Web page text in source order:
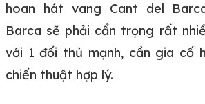
hoan hát vang Cant del
Barca sẽ phải cẩn trọng rất
với 1 đối thủ mạnh, cần gia cố
chiến thuật hợp lý.